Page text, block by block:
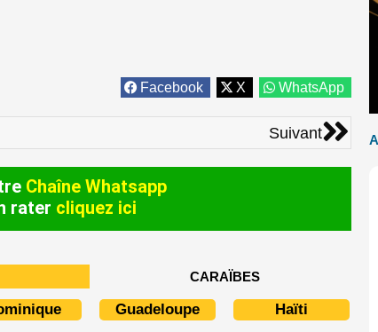
Facebook X WhatsApp
Suivant
Chaîne Whatsapp
rater cliquez ici
CARAÏBES
Guadeloupe Haïti